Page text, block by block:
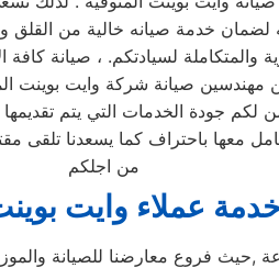
لسيادتكم. ، صيانة
من مهندسين صيانة شركة وايت
معها باحتراف كما يسعدنا
من اجلكم
عملاء وايت
,حيث فروع معارضنا للصيانة